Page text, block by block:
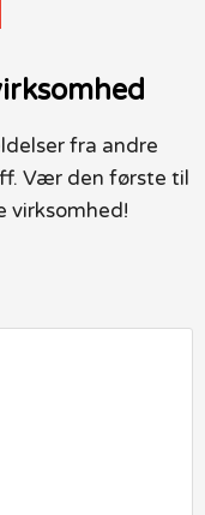
fra andre
Vær den første til
virksomhed!